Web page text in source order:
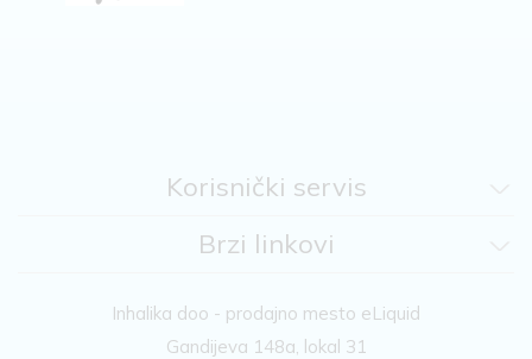
Korisnički servis
Brzi linkovi
Inhalika doo - prodajno mesto eLiquid
Gandijeva 148a, lokal 31